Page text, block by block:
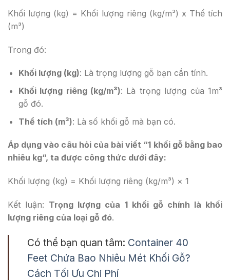
Khối lượng (kg) = Khối lượng riêng (kg/m³) x Thể tích
(m³)
Trong đó:
Khối lượng (kg): Là trọng lượng gỗ bạn cần tính.
Khối lượng riêng (kg/m³): Là trọng lượng của 1m³
gỗ đó.
Thể tích (m³): Là số khối gỗ mà bạn có.
Áp dụng vào câu hỏi của bài viết “1 khối gỗ bằng bao
nhiêu kg“, ta được công thức dưới đây:
Khối lượng (kg) = Khối lượng riêng (kg/m³) × 1
Kết luận: Trọng lượng của 1 khối gỗ chính là khối
lượng riêng của loại gỗ đó.
Có thể bạn quan tâm: Container 40
Feet Chứa Bao Nhiêu Mét Khối Gỗ?
Cách Tối Ưu Chi Phí